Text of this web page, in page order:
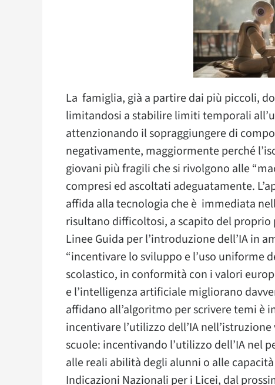
La famiglia, già a partire dai più piccoli,
limitandosi a stabilire limiti temporali
attenzionando il sopraggiungere di
negativamente, maggiormente perché
giovani più fragili che si rivolgono alle
compresi ed ascoltati adeguatamente.
affida alla tecnologia che è immediata
risultano difficoltosi, a scapito del
Linee Guida per l’introduzione dell’IA in
“incentivare lo sviluppo e l’uso uniforme
scolastico, in conformità con i valori
e l’intelligenza artificiale migliorano
affidano all’algoritmo per scrivere temi è
incentivare l’utilizzo dell’IA
scuole: incentivando l’utilizzo dell’IA nel
alle reali abilità degli alunni o alle
Indicazioni Nazionali per i Licei, dal